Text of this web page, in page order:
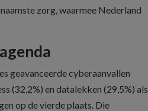
zorg, waarmee Nederland
geavanceerde cyberaanvallen
(32,2%) en datalekken (29,5%) als
op de vierde plaats. Die